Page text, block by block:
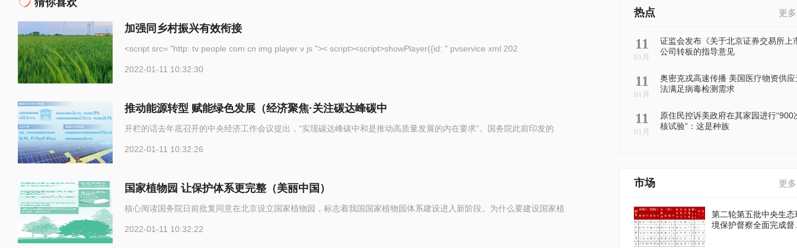
加强同乡村振兴有效衔接
<script src= "http: tv people com cn img player v js ">< script><script>showPlayer({id: " pvservice xml 202
2022-01-11 10:32:30
推动能源转型 赋能绿色发展（经济聚焦·关注碳达峰碳中
开栏的话去年底召开的中央经济工作会议提出，“实现碳达峰碳中和是推动高质量发展的内在要求”。国务院此前印发的
2022-01-11 10:32:26
国家植物园 让保护体系更完整（美丽中国）
核心阅读国务院日前批复同意在北京设立国家植物园，标志着我国国家植物园体系建设进入新阶段。为什么要建设国家植
2022-01-11 10:32:22
热点 更多
11
01月
证监会发布《关于北京证券交易所上
公司转板的指导意见
11
01月
奥密克戎高速传播 美国医疗物资供应
法满足病毒检测需求
11
01月
原住民控诉美政府在其家园进行“900
核试验”：这是种族
市场 更多
第二轮第五批中央生态
境保护督察全面完成督